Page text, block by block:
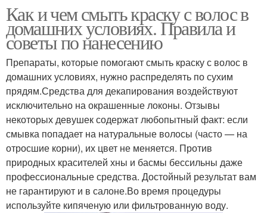
Как и чем смыть краску с волос в
домашних условиях. Правила и
советы по нанесению
Препараты, которые помогают смыть краску с волос в
домашних условиях, нужно распределять по сухим
прядям.Средства для декапирования воздействуют
исключительно на окрашенные локоны. Отзывы
некоторых девушек содержат любопытный факт: если
смывка попадает на натуральные волосы (часто — на
отросшие корни), их цвет не меняется. Против
природных красителей хны и басмы бессильны даже
профессиональные средства. Достойный результат вам
не гарантируют и в салоне.Во время процедуры
используйте кипяченую или фильтрованную воду.